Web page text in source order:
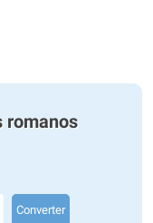
romanos
Converter